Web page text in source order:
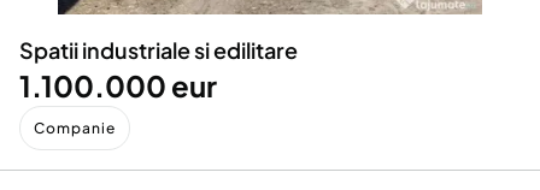
Spatii industriale si edilitare
1.100.000 eur
Companie